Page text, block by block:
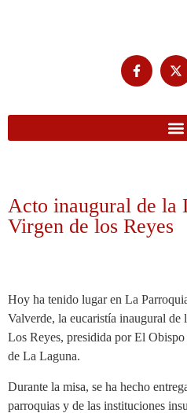
Acto inaugural de la
Virgen de los Reyes
Hoy ha tenido lugar en La
Valverde, la eucaristía inaugural
Los Reyes, presidida por El
de La Laguna.
Durante la misa, se ha hecho
parroquias y de las instituciones